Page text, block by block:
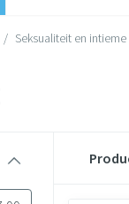
/ Seksualiteit en